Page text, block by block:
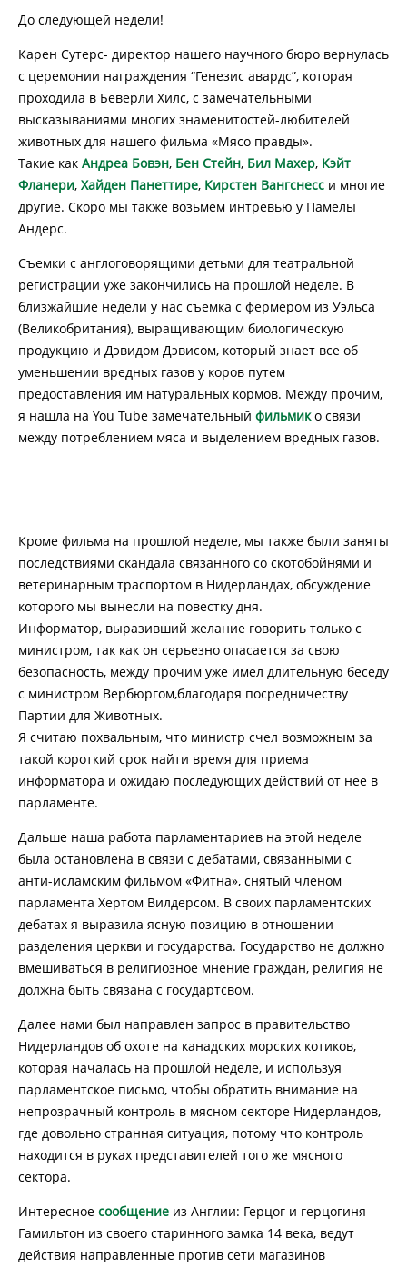
До следующей недели!
Карен Сутерс- директор нашего научного бюро вернулась
с церемонии награждения “Генезис авардс”, которая
проходила в Беверли Хилс, с замечательными
высказываниями многих знаменитостей-любителей
животных для нашего фильма «Мясо правды».
Такие как Андреа Бовэн, Бен Стейн, Бил Махер, Кэйт
Фланери, Хайден Панеттире, Кирстен Вангснесс и многие
другие. Скоро мы также возьмем интревью у Памелы
Андерс.
Съемки с англоговорящими детьми для театральной
регистрации уже закончились на прошлой неделе. В
близжайшие недели у нас съемка с фермером из Уэльса
(Великобритания), выращивающим биологическую
продукцию и Дэвидом Дэвисом, который знает все об
уменьшении вредных газов у коров путем
предоставления им натуральных кормов. Между прочим,
я нашла на You Tube замечательный фильмико связи
между потреблением мяса и выделением вредных газов.
Кроме фильма на прошлой неделе, мы также были заняты
последствиями скандала связанного со скотобойнями и
ветеринарным траспортом в Нидерландах, обсуждение
которого мы вынесли на повестку дня.
Информатор, выразивший желание говорить только с
министром, так как он серьезно опасается за свою
безопасность, между прочим уже имел длительную беседу
с министром Вербюргом,благодаря посредничеству
Партии для Животных.
Я считаю похвальным, что министр счел возможным за
такой короткий срок найти время для приема
информатора и ожидаю последующих действий от нее в
парламенте.
Дальше наша работа парламентариев на этой неделе
была остановлена в связи с дебатами, связанными с
анти-исламским фильмом «Фитна», снятый членом
парламента Хертом Вилдерсом. В своих парламентских
дебатах я выразила ясную позицию в отношении
разделения церкви и государства. Государство не должно
вмешиваться в религиозное мнение граждан, религия не
должна быть связана с государтсвом.
Далее нами был направлен запрос в правительство
Нидерландов об охоте на канадских морских котиков,
которая началась на прошлой неделе, и используя
парламентское письмо, чтобы обратить внимание на
непрозрачный контроль в мясном секторе Нидерландов,
где довольно странная ситуация, потому что контроль
находится в руках представителей того же мясного
сектора.
Интересное сообщение из Англии: Герцог и герцогиня
Гамильтон из своего старинного замка 14 века, ведут
действия направленные против сети магазинов